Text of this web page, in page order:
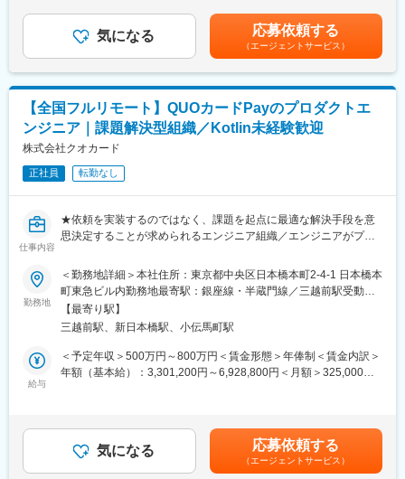
社サービスに携わりたい方にお勧めです。
四半期に一回程度の対面で会うキックオフの機会もご用意してお
変更の範囲：会社の定める業務
全国への拡販増加に伴い、メンバーを増員募集いたします。
（2）子育てDXサービスの企画担当
■プロジェクト一例：
◎東京都 次世代ウェルネスソリューション構築支援事業
https://www.mti.co.jp/?p=27063
◎北九州市 母子モ子育てＤＸによる妊娠、出産、子育て分野のデ
ジタル・トランスフォーメーションの推進に関する連携協定
https://www.mti.co.jp/?p=31283
◎厚生労働省 乳幼児の定期予防接種の予診票の電子化に向けた調
査
■魅力：
自治体や中央省庁（内閣官房・厚労省・総務省等）と仕事をする
チャンスがあり、民間向けサービスとは違った価値観を経験で
き、キャリアアップにつながります。
■出向先について：母子モ株式会社
「ICTの活用により“不安や負担”を軽減し “安心で簡便”な子育て
運営サービスである、母子手帳アプリ「母子モ」は
2026年1月現在1741自治体中、800以上の自治体で採用されてお
り、業界内において圧倒的トップクラスのシェアを誇っていま
700万～1,000万円想定（2）500万～700万想定※ご経験・能力な
どを考慮のうえ決定します※上記は年収500～699万円の場合の詳
細※700万円以上は管理監督者採用となり残業手当なし＜700万円
～1000万円の場合＞基本給：463,600円～660,100円■賞与：年2
回賃金はあくまでも目安の金額であり、選考を通じて上下する可
能性があります。月給(月額)は固定手当を含めた表記です。
気になる 応募依頼する
（エージェントサービス）
【全国フルリモート】QUOカードPayのプロダクトエ
ンジニア｜課題解決型組織／Kotlin未経験歓迎
株式会社クオカード
正社員 転勤なし
仕事内容
★依頼を実装するのではなく、課題を起点に最適な解決手段を意
思決定することが求められるエンジニア組織／エンジニアがプロ
【SES・SIer出身の方も歓迎／フルサイクルで裁量〇／内製プロ
ダクトでの成長実感と影響力／AWS・Claude等／2週間スクラム
／15分ルール】
QUOカードPayや関連システムの開発担当の募集です。
内製化が完了し、加盟店数、アプリ会員数ともに好調に推移する
中で、今後もユーザーのニーズに応えられるよう機能追加や改善
・QUOカードPayシステム、またその関連システムの設計・実装
・新規開発
勤務地
＜勤務地詳細＞本社住所：東京都中央区日本橋本町2-4-1 日本橋本
町東急ビル内勤務地最寄駅：銀座線・半蔵門線／三越前駅受動喫
煙対策：屋内全面禁煙変更の範囲：会社の定める事業所（リモー
トワーク含む）
【最寄り駅】
三越前駅、新日本橋駅、小伝馬町駅
給与
＜予定年収＞500万円～800万円＜賃金形態＞年俸制＜賃金内訳＞
年額（基本給）：3,301,200円～6,928,800円＜月額＞325,000円
49,900円～88,600円を支給※裁量労働制のため固定残業時間を超
過した分の追加支給はありません。※休日・深夜手当：土日や夜間
に勤務が発生した場合は、別途手当を支給します。賃金はあくま
気になる 応募依頼する
（エージェントサービス）